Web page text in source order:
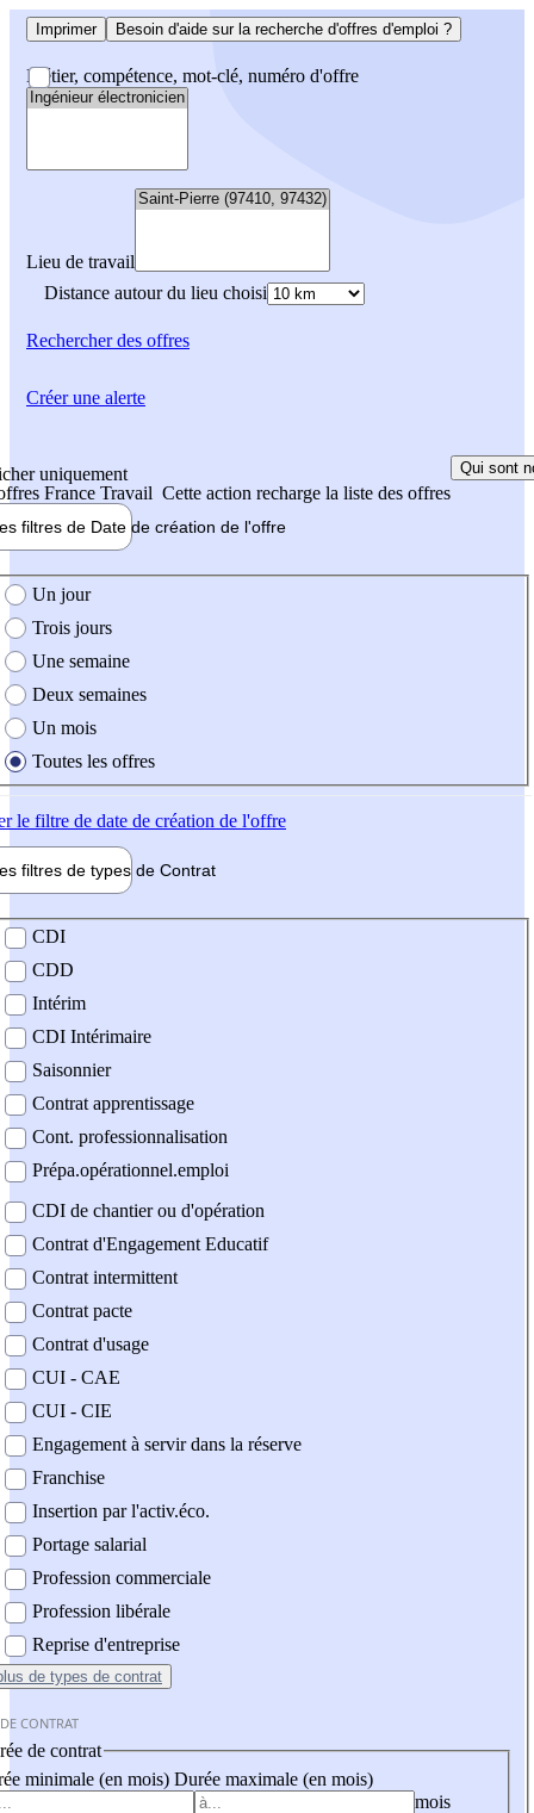
Imprimer Besoin d'aide sur la recherche d'offres d'emploi ?
Métier, compétence, mot-clé, numéro d'offre
Lieu de travail
Distance autour du lieu choisi
Rechercherdes offres
uniquement
France Travail Cette action recharge la liste des offres
Qui sont
filtres de Date de création de l'offre
création de l'offre
Un jour
Trois jours
Une semaine
Deux semaines
Un mois
Toutes les offres
le filtre de date de création de l'offre
filtres de types de Contrat
contrat
CDI
CDD
Intérim
CDI Intérimaire
Saisonnier
Contrat apprentissage
Cont. professionnalisation
Prépa.opérationnel.emploi
CDI de chantier ou d'opération
Contrat d'Engagement Educatif
Contrat intermittent
Contrat pacte
Contrat d'usage
CUI - CAE
CUI - CIE
Engagement à servir dans la réserve
Franchise
Insertion par l'activ.éco.
Portage salarial
Profession commerciale
Profession libérale
Reprise d'entreprise
de types de contrat
CONTRAT
de contrat
minimale (en mois) Durée maximale (en mois)
mois
Créer une alerte